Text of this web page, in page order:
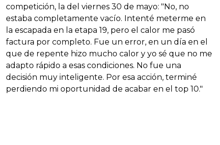
competición, la del viernes 30 de mayo: "No, no
estaba completamente vacío. Intenté meterme en
la escapada en la etapa 19, pero el calor me pasó
factura por completo. Fue un error, en un día en el
que de repente hizo mucho calor y yo sé que no me
adapto rápido a esas condiciones. No fue una
decisión muy inteligente. Por esa acción, terminé
perdiendo mi oportunidad de acabar en el top 10."